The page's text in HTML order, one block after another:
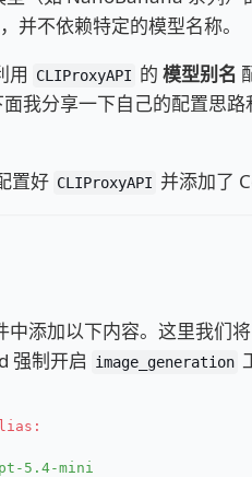
并不依赖特定的模型名称。
用
CLIProxyAPI 的 模型别名
面我分享一下自己的配置思
置好 CLIProxyAPI 并添加了
中添加以下内容。这里我们将
强制开启
image_generation
5.4-mini